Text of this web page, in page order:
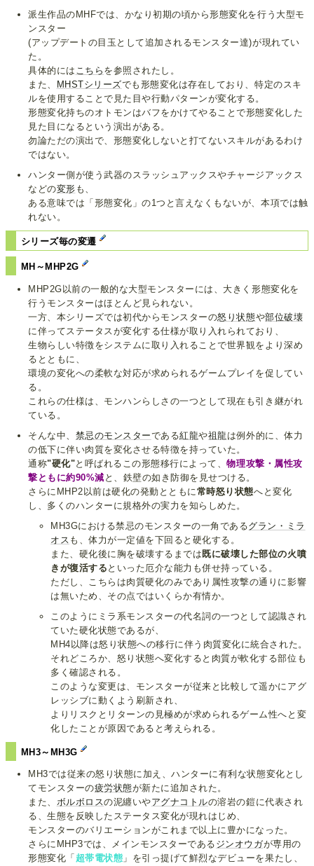
派生作品のMHFでは、かなり初期の頃から形態変化を行う大型モ
ンスター
(アップデートの目玉として追加されるモンスター達)が現れてい
た。
具体的には こちら を参照されたし。
また、
MHSTシリーズでも形態変化は存在しており、特定のスキ
ルを使用することで見た目や行動パターンが変化する。
形態変化持ちのオトモンはバフをかけてやることで形態変化した
見た目になるという演出がある。
勿論ただの演出で、形態変化しないと打てないスキルがあるわけ
ではない。
ハンター側が使う武器のスラッシュアックスやチャージアックス
などの変形 も、
ある意味では「形態変化」の1つと言えなくもないが、本項では触
れない。
シリーズ毎の変遷
MH～MHP2G
MHP2G以前の一般的な大型モンスターには、大きく形態変化を
行うモンスターはほとんど見られない。
一方、本シリーズでは初代からモンスターの怒り状態や部位破壊
に伴ってステータスが変化する仕様が取り入れられており、
生物らしい特徴をシステムに取り入れることで世界観をより深め
るとともに、
環境の変化への柔軟な対応が求められるゲームプレイを促してい
る。
これらの仕様は、モンハンらしさの一つとして現在も引き継がれ
ている。
そんな中、 禁忌のモンスターである紅龍や祖龍 は例外的に、体力
の低下に伴い肉質を変化させる特徴を持っていた。
通称"硬化"と呼ばれるこの形態移行によって、物理攻撃・属性攻
撃ともに約90%減 と、鉄壁の如き防御を見せつける。
さらにMHP2以前は硬化の発動とともに 常時怒り状態へと変化
し、多くのハンターに規格外の実力を知らしめた。
MH3Gにおける禁忌のモンスターの一角であるグラン・ミラ
オス も、体力が一定値を下回ると硬化する。
また、硬化後に胸を破壊するまでは 既に破壊した部位の火噴
きが復活する といった厄介な能力も併せ持っている。
ただし、こちらは肉質硬化のみであり属性攻撃の通りに影響
は無いため、その点ではいくらか有情か。
このようにミラ系モンスターの代名詞の一つとして認識され
ていた硬化状態であるが、
MH4以降は怒り状態への移行に伴う肉質変化に統合された。
それどころか、怒り状態へ変化すると肉質が軟化する部位も
多く確認される。
このような変更は、モンスターが従来と比較して遥かにアグ
レッシブに動くよう刷新され、
よりリスクとリターンの見極めが求められるゲーム性へと変
化したことが原因であると考えられる。
MH3～MH3G
MH3では従来の怒り状態に加え、ハンターに有利な状態変化とし
てモンスターの疲労状態が新たに追加された。
また、 ボルボロスの泥纏いやアグナコトルの溶岩の鎧に代表され
る、生態を反映したステータス変化が現れはじめ、
モンスターのバリエーションがこれまで以上に豊かになった。
さらにMHP3では、メインモンスターである ジンオウガが専用の
形態変化「 超帯電状態 」を引っ提げて鮮烈なデビューを果たし、